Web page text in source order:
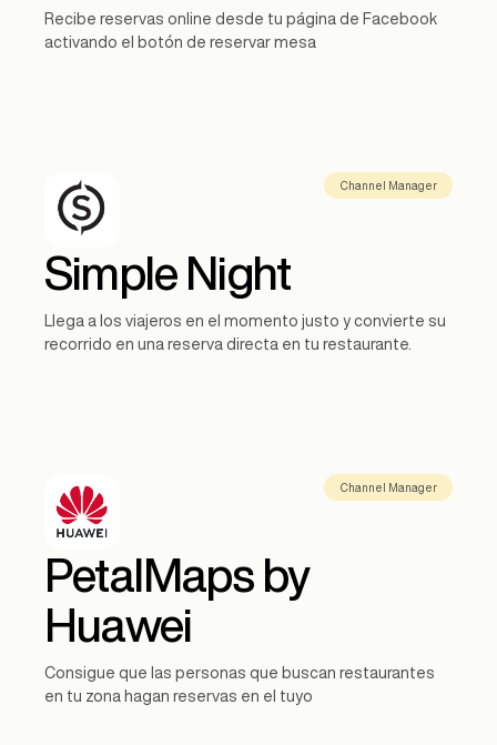
Recibe reservas online desde tu página de Facebook
activando el botón de reservar mesa
Channel Manager
Simple Night
Llega a los viajeros en el momento justo y convierte su
recorrido en una reserva directa en tu restaurante.
Channel Manager
PetalMaps by
Huawei
Consigue que las personas que buscan restaurantes
en tu zona hagan reservas en el tuyo